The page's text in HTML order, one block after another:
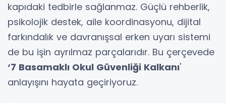
kapıdaki tedbirle sağlanmaz. Güçlü rehberlik,
psikolojik destek, aile koordinasyonu, dijital
farkındalık ve davranışsal erken uyarı sistemi
de bu işin ayrılmaz parçalarıdır. Bu çerçevede
‘7 Basamaklı Okul Güvenliği Kalkanı'
anlayışını hayata geçiriyoruz.